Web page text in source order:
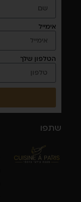
אימייל
הטלפון שלך
שתפו